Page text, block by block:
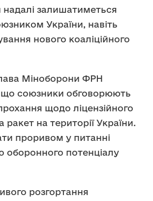
надалі залишатиметься
України, навіть
нового коаліційного
Міноборони ФРН
що союзники обговорюють
щодо ліцензійного
ракет на території України.
проривом у питанні
оборонного потенціалу
розгортання